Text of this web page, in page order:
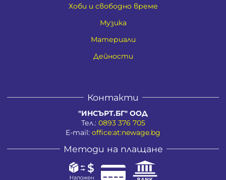
Хоби и свободно време
Музика
Материали
Дейности
Контакти
"ИНСЪРТ.БГ" ООД
Тел.: 0893 376 705
E-mail: office:at:newage.bg
Методи на плащане